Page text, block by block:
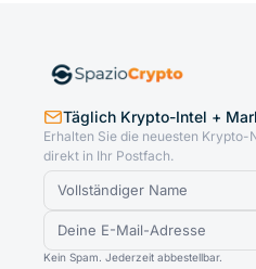
Täglich Krypto-Intel +
Erhalten Sie die neuesten
direkt in Ihr Postfach.
Kein Spam. Jederzeit abbestellbar.